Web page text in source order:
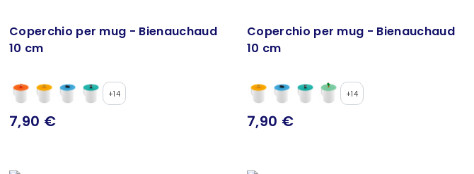
Coperchio per mug - Bienauchaud
10 cm
+14
7,90 €
Coperchio per mug - Bienauchaud
10 cm
+14
7,90 €